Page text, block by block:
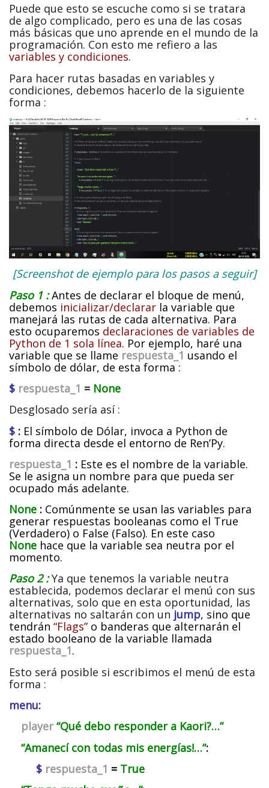
Puede que esto se escuche como si se tratara
de algo complicado, pero es una de las cosas
más básicas que uno aprende en el mundo de la
programación. Con esto me refiero a las
variables y condiciones.
Para hacer rutas basadas en variables y
condiciones, debemos hacerlo de la siguiente
forma :
[Screenshot de ejemplo para los pasos a seguir]
Paso 1 :Antes de declarar el bloque de menú,
debemos inicializar/declarar la variable que
manejará las rutas de cada alternativa. Para
esto ocuparemos declaraciones de variables de
Python de 1 sola línea. Por ejemplo, haré una
variable que se llame respuesta_1 usando el
símbolo de dólar, de esta forma :
$ respuesta_1 = None
Desglosado sería así :
$ : El símbolo de Dólar, invoca a Python de
forma directa desde el entorno de Ren’Py.
respuesta_1 : Este es el nombre de la variable.
Se le asigna un nombre para que pueda ser
ocupado más adelante.
None : Comúnmente se usan las variables para
generar respuestas booleanas como el True
(Verdadero) o False (Falso). En este caso
None hace que la variable sea neutra por el
momento.
Paso 2 :Ya que tenemos la variable neutra
establecida, podemos declarar el menú con sus
alternativas, solo que en esta oportunidad, las
alternativas no saltarán con un jump, sino que
tendrán “Flags” o banderas que alternarán el
estado booleano de la variable llamada
respuesta_1.
Esto será posible si escribimos el menú de esta
forma :
menu:
player “Qué debo responder a Kaori?…”
“Amanecí con todas mis energías!…”:
$ respuesta_1 = True